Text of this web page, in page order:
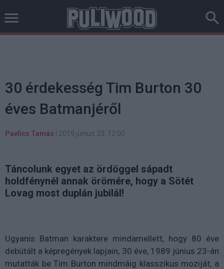
30 érdekesség Tim Burton 30
éves Batmanjéről
Pavlics Tamás 2019 június 23. 12:00
Táncolunk egyet az ördöggel sápadt
holdfénynél annak örömére, hogy a Sötét
Lovag most duplán jubilál!
Ugyanis Batman karaktere mindamellett, hogy 80 éve
debütált a képregények lapjain, 30 éve, 1989 június 23-án
mutatták be Tim Burton mindmáig klasszikus moziját, a